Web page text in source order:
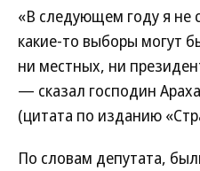
«В следующем году я не
какие-то выборы могут
ни местных, ни
— сказал господин
(цитата по изданию
По словам депутата,